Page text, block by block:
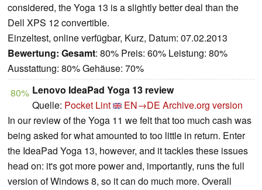
considered, the Yoga 13 is a slightly better deal than the
Dell XPS 12 convertible.
Einzeltest, online verfügbar, Kurz, Datum: 07.02.2013
Bewertung: Gesamt: 80% Preis: 60% Leistung: 80%
Ausstattung: 80% Gehäuse: 70%
80% Lenovo IdeaPad Yoga 13 review
Quelle: Pocket Lint EN→DE Archive.org version
In our review of the Yoga 11 we felt that too much cash was
being asked for what amounted to too little in return. Enter
the IdeaPad Yoga 13, however, and it tackles these issues
head on: it's got more power and, importantly, runs the full
version of Windows 8, so it can do much more. Overall